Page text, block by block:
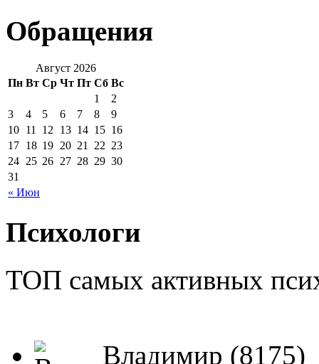
Обращения
Август 2026
Пн Вт Ср Чт Пт Сб Вс
« Июн
1
2
3
4 5 6 7 8
9
10 11 12 13 14 15 16
17 18 19 20 21 22 23
24 25 26 27 28 29 30
31
Психологи
ТОП самых активных
Владимир (8175)